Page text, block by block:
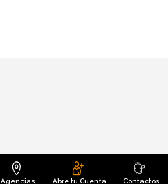
Agencias Abre tu Cuenta Contactos